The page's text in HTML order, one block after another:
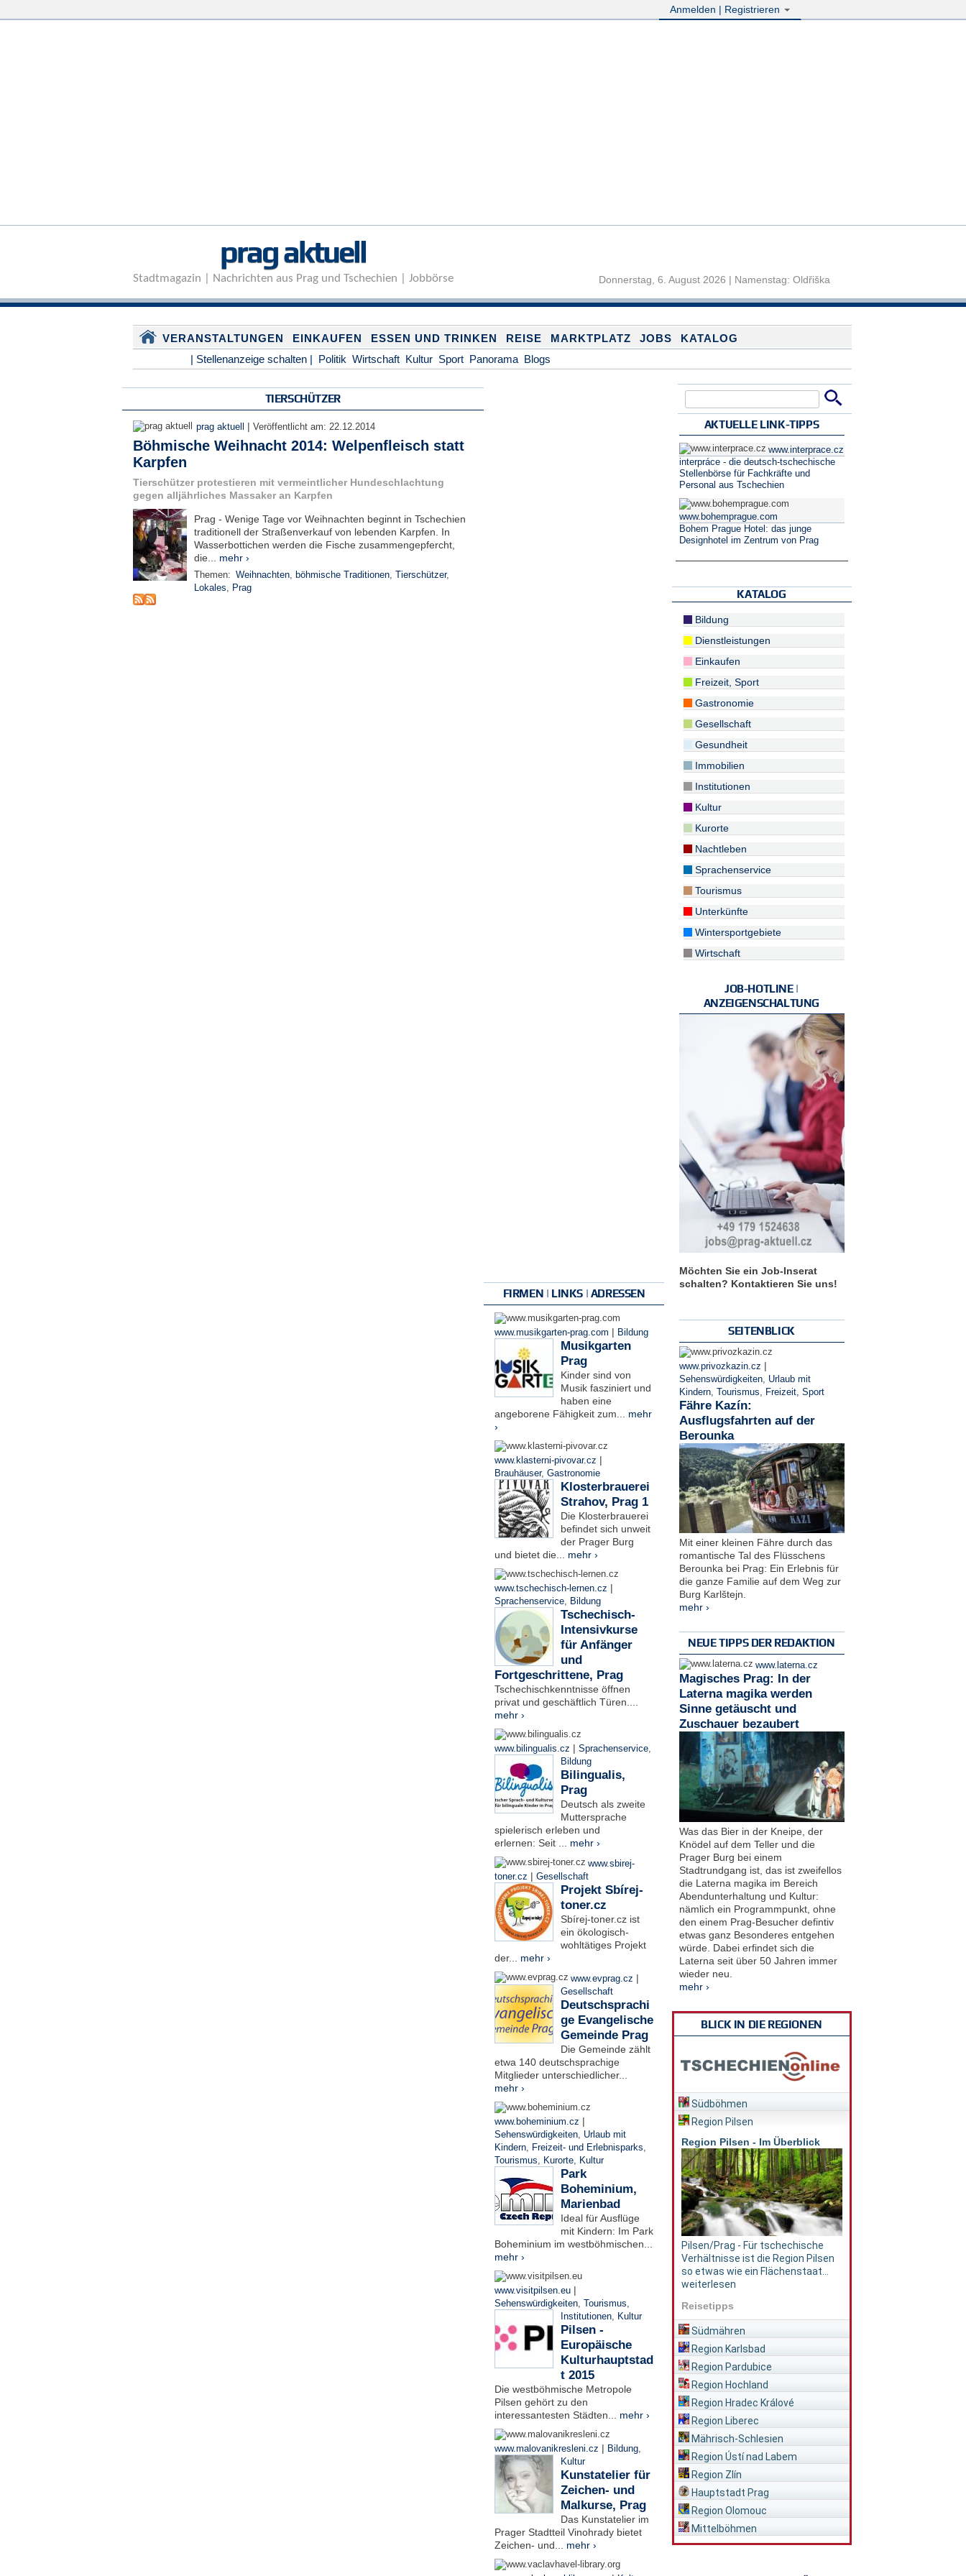
Anmelden | Registrieren
prag aktuell
Stadtmagazin | Nachrichten aus Prag und Tschechien | Jobbörse Donnerstag, 6. August 2026 | Namenstag: Oldřiška
VERANSTALTUNGEN EINKAUFEN ESSEN UND TRINKEN REISE MARKTPLATZ JOBS
KATALOG
| Stellenanzeige schalten | Politik Wirtschaft Kultur Sport Panorama Blogs
TIERSCHÜTZER
prag aktuell | Veröffentlicht am: 22.12.2014
Böhmische Weihnacht 2014: Welpenfleisch statt
Karpfen
Tierschützer protestieren mit vermeintlicher Hundeschlachtung
gegen alljährliches Massaker an Karpfen
Prag - Wenige Tage vor Weihnachten beginnt in Tschechien
traditionell der Straßenverkauf von lebenden Karpfen. In
Wasserbottichen werden die Fische zusammengepfercht,
die... mehr ›
Themen: Weihnachten, böhmische Traditionen, Tierschützer,
Lokales, Prag
FIRMEN | LINKS | ADRESSEN
www.musikgarten-prag.com | Bildung
Musikgarten
Prag
Kinder sind von
Musik fasziniert und
haben eine
angeborene Fähigkeit zum... mehr
›
www.klasterni-pivovar.cz |
Brauhäuser, Gastronomie
Klosterbrauerei
Strahov, Prag 1
Die Klosterbrauerei
befindet sich unweit
der Prager Burg
und bietet die... mehr ›
www.tschechisch-lernen.cz |
Sprachenservice, Bildung
Tschechisch-
Intensivkurse
für Anfänger
und
Fortgeschrittene, Prag
Tschechischkenntnisse öffnen
privat und geschäftlich Türen....
mehr ›
www.bilingualis.cz | Sprachenservice,
Bildung
Bilingualis,
Prag
Deutsch als zweite
Muttersprache
spielerisch erleben und
erlernen: Seit ... mehr ›
www.sbirej-
toner.cz | Gesellschaft
Projekt Sbírej-
toner.cz
Sbírej-toner.cz ist
ein ökologisch-
wohltätiges Projekt
der... mehr ›
www.evprag.cz |
Gesellschaft
Deutschsprachi
ge Evangelische
Gemeinde Prag
Die Gemeinde zählt
etwa 140 deutschsprachige
Mitglieder unterschiedlicher...
mehr ›
www.boheminium.cz |
Sehenswürdigkeiten, Urlaub mit
Kindern, Freizeit- und Erlebnisparks,
Tourismus, Kurorte, Kultur
Park
Boheminium,
Marienbad
Ideal für Ausflüge
mit Kindern: Im Park
Boheminium im westböhmischen...
mehr ›
www.visitpilsen.eu |
Sehenswürdigkeiten, Tourismus,
Institutionen, Kultur
Pilsen -
Europäische
Kulturhauptstad
t 2015
Die westböhmische Metropole
Pilsen gehört zu den
interessantesten Städten... mehr ›
www.malovanikresleni.cz | Bildung,
Kultur
Kunstatelier für
Zeichen- und
Malkurse, Prag
Das Kunstatelier im
Prager Stadtteil Vinohrady bietet
Zeichen- und... mehr ›
AKTUELLE LINK-TIPPS
www.interprace.cz
interpráce - die deutsch-tschechische
Stellenbörse für Fachkräfte und
Personal aus Tschechien
www.bohemprague.com
Bohem Prague Hotel: das junge
Designhotel im Zentrum von Prag
KATALOG
Bildung
Dienstleistungen
Einkaufen
Freizeit, Sport
Gastronomie
Gesellschaft
Gesundheit
Immobilien
Institutionen
Kultur
Kurorte
Nachtleben
Sprachenservice
Tourismus
Unterkünfte
Wintersportgebiete
Wirtschaft
JOB-HOTLINE |
ANZEIGENSCHALTUNG
Möchten Sie ein Job-Inserat
schalten? Kontaktieren Sie uns!
SEITENBLICK
www.privozkazin.cz |
Sehenswürdigkeiten,
Urlaub mit
Kindern, Tourismus Freizeit, Sport
Fähre Kazín:
Ausflugsfahrten auf der
Berounka
Mit einer kleinen Fähre durch das
romantische Tal des Flüsschens
Berounka bei Prag: Ein Erlebnis für
die ganze Familie auf dem Weg zur
Burg Karlštejn.
mehr ›
NEUE TIPPS DER REDAKTION
www.laterna.cz
Magisches Prag: In der
Laterna magika werden
Sinne getäuscht und
Zuschauer bezaubert
Was das Bier in der Kneipe, der
Knödel auf dem Teller und die
Prager Burg bei einem
Stadtrundgang ist, das ist zweifellos
die Laterna magika im Bereich
Abendunterhaltung und Kultur:
nämlich ein Programmpunkt, ohne
den einem Prag-Besucher defintiv
etwas ganz Besonderes entgehen
würde. Dabei erfindet sich die
Laterna seit über 50 Jahren immer
wieder neu.
mehr ›
BLICK IN DIE REGIONEN
Südböhmen
Region Pilsen
Region Pilsen - Im Überblick
Pilsen/Prag - Für tschechische
Verhältnisse ist die Region Pilsen
so etwas wie ein Flächenstaat...
weiterlesen
Reisetipps
Südmähren
Region Karlsbad
Region Pardubice
Region Hochland
Region Hradec Králové
Region Liberec
Mährisch-Schlesien
Region Ústí nad Labem
Region Zlín
Hauptstadt Prag
Region Olomouc
Mittelböhmen